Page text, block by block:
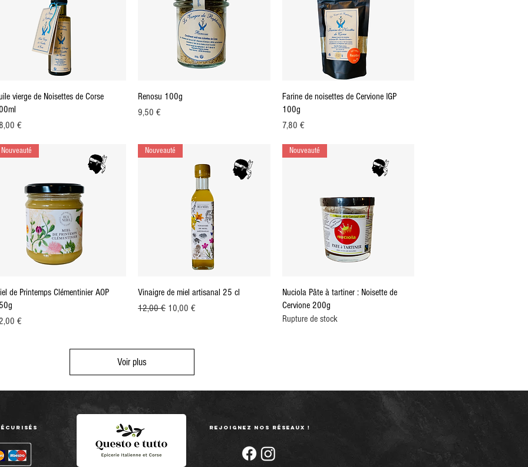
Aperçu rapide
vierge de Noisettes de Corse
€
Renosu 100g
Prix
9,50 €
Aperçu rapide
Farine de noisettes de Cervione IGP
100g
Prix
7,80 €
Aperçu rapide
Nouveauté
de Printemps Clémentinier AOP
€
Aperçu rapide
Nouveauté
Vinaigre de miel artisanal 25 cl
Prix original
12,00 € Prix promotionnel
10,00 €
Aperçu rapide
Nouveauté
Nuciola Pâte à tartiner : Noisette de
Cervione 200g
Rupture de stock
Voir plus
Rejoignez nos réseaux !